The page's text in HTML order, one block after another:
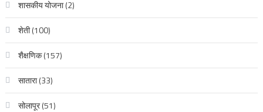
शासकीय योजना(2)
शेती(100)
शैक्षणिक(157)
सातारा(33)
सोलापूर(51)